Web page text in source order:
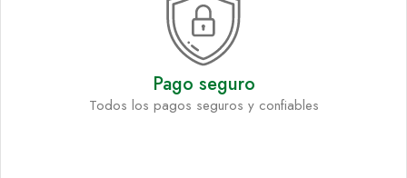
Pago seguro
Todos los pagos seguros y confiables